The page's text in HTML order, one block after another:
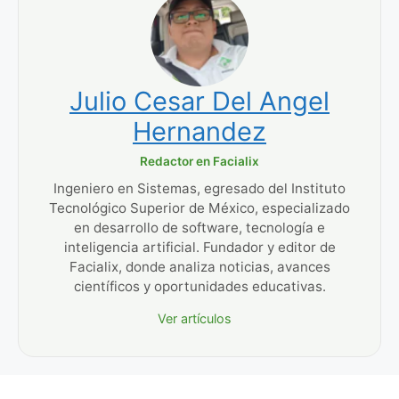
Julio Cesar Del Angel
Hernandez
Redactor en Facialix
Ingeniero en Sistemas, egresado del Instituto
Tecnológico Superior de México, especializado
en desarrollo de software, tecnología e
inteligencia artificial. Fundador y editor de
Facialix, donde analiza noticias, avances
científicos y oportunidades educativas.
Ver artículos